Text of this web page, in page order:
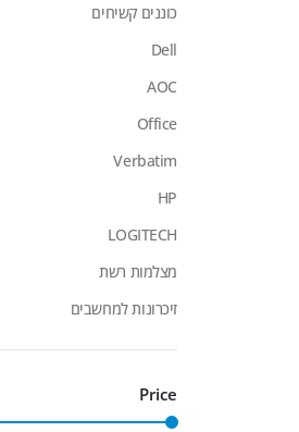
כוננים קשיחים
Dell
AOC
Office
Verbatim
HP
LOGITECH
מצלמות רשת
זיכרונות למחשבים
Price